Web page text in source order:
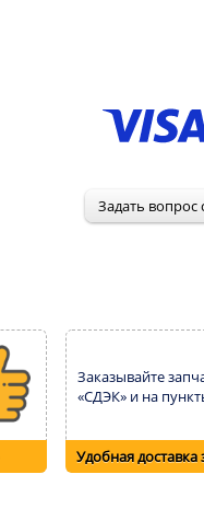
Заказывайте
«СДЭК» и на
Удобная доставка